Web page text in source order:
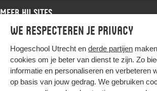
We respecteren je privacy
Hogeschool Utrecht en derde partijen
cookies om je beter van dienst te zijn. Zo
informatie en personaliseren en verbeteren
op basis van jouw gedrag. We gebruiken
Werken bij de HU
Contact
Master
Studiekeuze voltijd
Associate degree
Bachelor
Master
Post-master
Meer HU sites
HU International
HU Bibliotheek
HU Ontwikkelt
Duurzame HU
Hier komt alles